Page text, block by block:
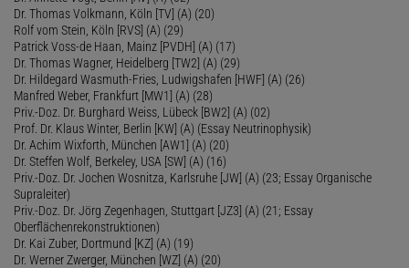
Dr. Thomas Volkmann, Köln [TV] (A) (20)
Rolf vom Stein, Köln [RVS] (A) (29)
Patrick Voss-de Haan, Mainz [PVDH] (A) (17)
Dr. Thomas Wagner, Heidelberg [TW2] (A) (29)
Dr. Hildegard Wasmuth-Fries, Ludwigshafen [HWF] (A) (26)
Manfred Weber, Frankfurt [MW1] (A) (28)
Priv.-Doz. Dr. Burghard Weiss, Lübeck [BW2] (A) (02)
Prof. Dr. Klaus Winter, Berlin [KW] (A) (Essay Neutrinophysik)
Dr. Achim Wixforth, München [AW1] (A) (20)
Dr. Steffen Wolf, Berkeley, USA [SW] (A) (16)
Priv.-Doz. Dr. Jochen Wosnitza, Karlsruhe [JW] (A) (23; Essay Organische
Supraleiter)
Priv.-Doz. Dr. Jörg Zegenhagen, Stuttgart [JZ3] (A) (21; Essay
Oberflächenrekonstruktionen)
Dr. Kai Zuber, Dortmund [KZ] (A) (19)
Dr. Werner Zwerger, München [WZ] (A) (20)